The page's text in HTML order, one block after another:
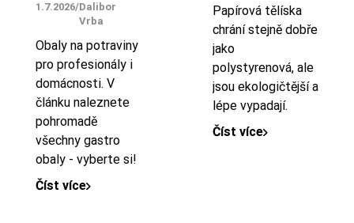
1.7.2026/Dalibor
Vrba
Obaly na potraviny
pro profesionály i
domácnosti. V
článku naleznete
pohromadě
všechny gastro
obaly - vyberte si!
Číst více
Papírová tělíska
chrání stejně dobře
jako
polystyrenová, ale
jsou ekologičtější a
lépe vypadají.
Číst více